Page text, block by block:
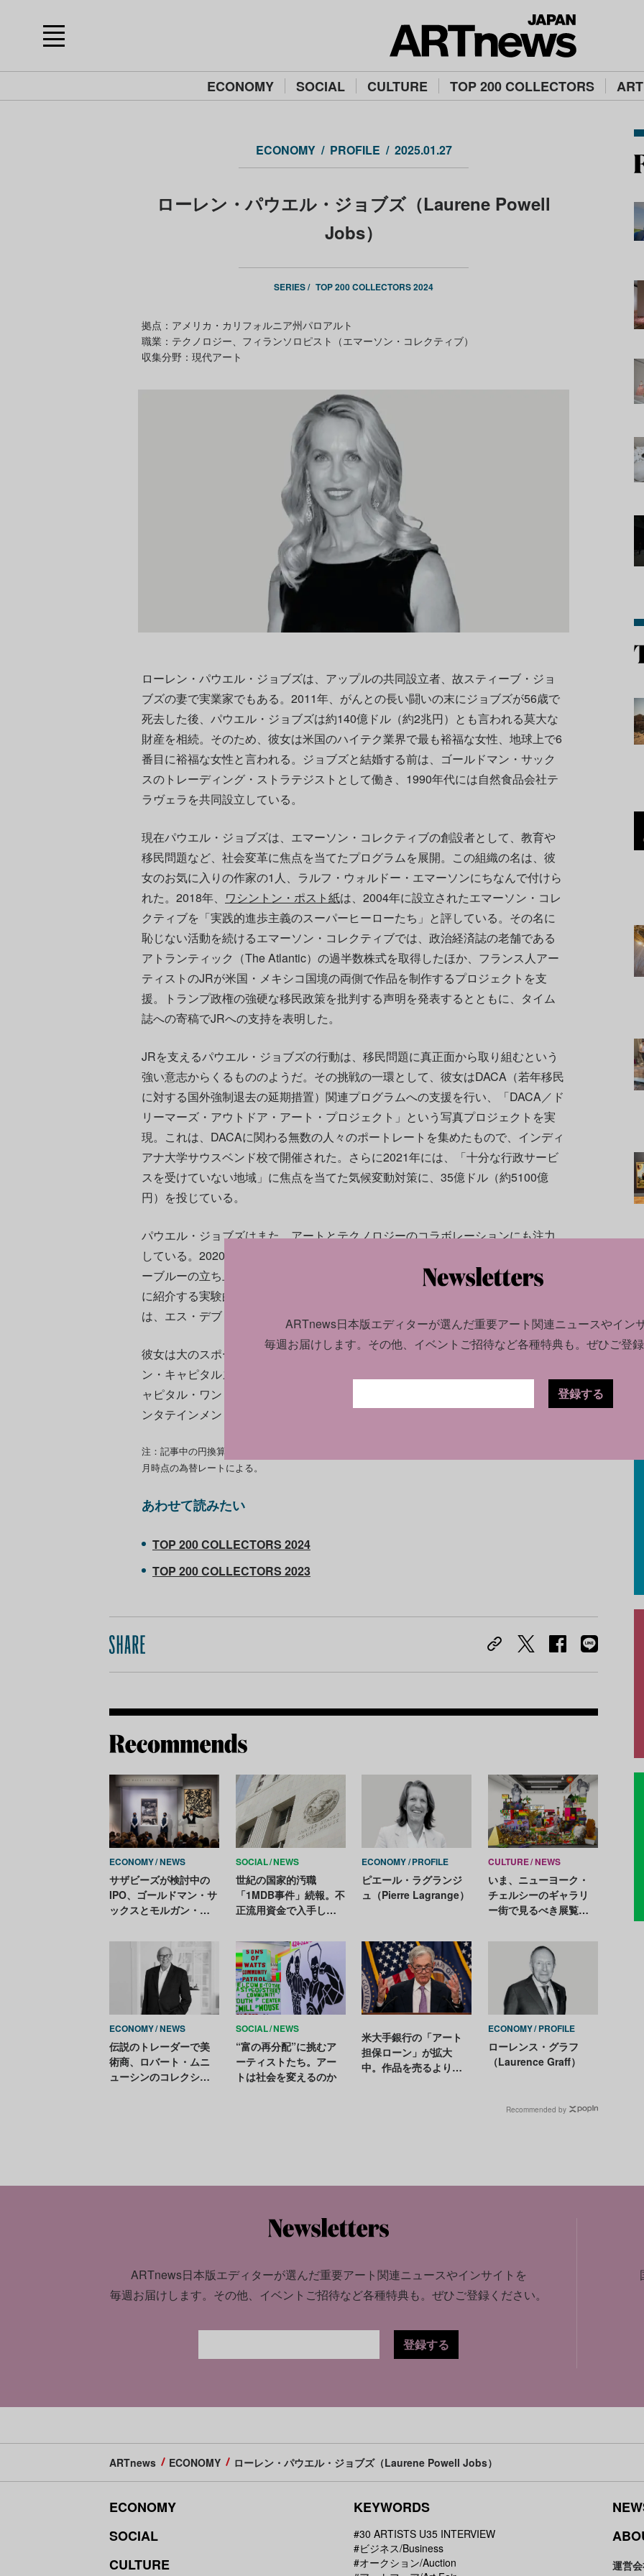
ECONOMY SOCIAL CULTURE TOP 200 COLLECTORS
ECONOMY PROFILE 2025.01.27
ローレン・パウエル・ジョブズ（Laurene Powell
Jobs）
SERIES / TOP 200 COLLECTORS 2024
拠点：アメリカ・カリフォルニア州パロアルト
職業：テクノロジー、フィランソロピスト（エマーソン・コレクティブ）
収集分野：現代アート
ローレン・パウエル・ジョブズは、アップルの共同設立者、故スティーブ・ジョ
ブズの妻で実業家でもある。2011年、がんとの長い闘いの末にジョブズが56歳で
死去した後、パウエル・ジョブズは約140億ドル（約2兆円）とも言われる莫大な
財産を相続。そのため、彼女は米国のハイテク業界で最も裕福な女性、地球上で6
番目に裕福な女性と言われる。ジョブズと結婚する前は、ゴールドマン・サック
スのトレーディング・ストラテジストとして働き、1990年代には自然食品会社テ
ラヴェラを共同設立している。
現在パウエル・ジョブズは、エマーソン・コレクティブの創設者として、教育や
移民問題など、社会変革に焦点を当てたプログラムを展開。この組織の名は、彼
女のお気に入りの作家の1人、ラルフ・ウォルドー・エマーソンにちなんで付けら
れた。2018年、 ワシントン・ポスト紙は、2004年に設立されたエマーソン・コレ
クティブを「実践的進歩主義のスーパーヒーローたち」と評している。その名に
恥じない活動を続けるエマーソン・コレクティブでは、政治経済誌の老舗である
アトランティック（The Atlantic）の過半数株式を取得したほか、フランス人アー
ティストのJRが米国・メキシコ国境の両側で作品を制作するプロジェクトを支
援。トランプ政権の強硬な移民政策を批判する声明を発表するとともに、タイム
誌への寄稿でJRへの支持を表明した。
JRを支えるパウエル・ジョブズの行動は、移民問題に真正面から取り組むという
強い意志からくるもののようだ。その挑戦の一環として、彼女はDACA（若年移民
に対する国外強制退去の延期措置）関連プログラムへの支援を行い、「DACA／ド
リーマーズ・アウトドア・アート・プロジェクト」という写真プロジェクトを実
現。これは、DACAに関わる無数の人々のポートレートを集めたもので、インディ
アナ大学サウスベンド校で開催された。さらに2021年には、「十分な行政サービ
スを受けていない地域」に焦点を当てた気候変動対策に、35億ドル（約5100億
円）を投じている。
パウエル・ジョブズはまた、アートとテクノロジーのコラボレーションにも注力
している。2020年にはメガギャラリーのペースが関わったプロジェクト、スーパ
ーブルーの立ち上げに貢献。スーパーブルーは翌年、デジタル関連アートを中心
に紹介する実験的なアートセンターをマイアミにオープンさせた。同センターで
は、エス・デブリンやチームラボなどの作品が展示されている
彼女は大のスポーツ好きでもあり、ワシントン・ウィザーズ（NBA）、ワシント
ン・キャピタルズ（NHL）、ワシントン・ミスティックス（WNBA）、そしてキ
ャピタル・ワン・アリーナなどのオーナーであるモニュメンタル・スポーツ＆エ
ンタテインメント社の株式の約20％を2017年に取得した。
注：記事中の円換算額は、US版ARTnewsで2024年版トップ200コレクターズが発表された2024年10
月時点の為替レートによる。
あわせて読みたい
TOP 200 COLLECTORS 2024
TOP 200 COLLECTORS 2023
ECONOMY NEWS
サザビーズが検討中の
IPO、ゴールドマン・サ
ックスとモルガン・ス
へ
SOCIAL NEWS
世紀の国家的汚職
「1MDB事件」続報。不
正流用資金で入手した
品の返還命令
ECONOMY PROFILE
ピエール・ラグランジ
ュ（Pierre Lagrange）
CULTURE NEWS
いま、ニューヨーク・
チェルシーのギャラリ
ー街で見るべき展覧会5
ECONOMY NEWS
伝説のトレーダーで美
術商、ロバート・ムニ
ューシンのコレクショ
SOCIAL NEWS
“富の再分配”に挑むア
ーティストたち。アー
トは社会を変えるのか
米大手銀行の「アート
担保ローン」が拡大
中。作品を売るよりお
ECONOMY PROFILE
ローレンス・グラフ
（Laurence Graff）
Recommended by
ARTnews日本版エディターが選んだ重要アート関連ニュースやインサイトを
毎週お届けします。 その他、イベントご招待など各種特典も。 ぜひご登録ください。
登録する
ARTnews ECONOMY ローレン・パウエル・ジョブズ（Laurene Powell Jobs）
ARTnews日本版エディターが選んだ重要アート関連ニュースやイン
毎週お届けします。 その他、イベントご招待など各種特典も。ぜひご登
登録する
ECONOMY
SOCIAL
CULTURE
KEYWORDS
#30 ARTISTS U35 INTERVIEW
#ビジネス/Business
#オークション/Auction
運営